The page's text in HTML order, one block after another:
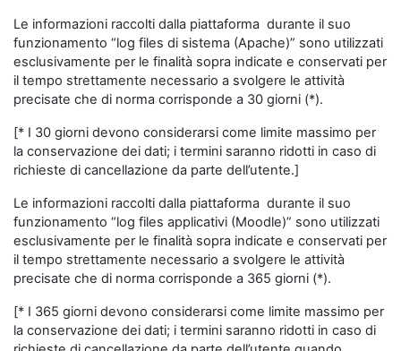
Le informazioni raccolti dalla piattaforma durante il suo
funzionamento “log files di sistema (Apache)” sono utilizzati
esclusivamente per le finalità sopra indicate e conservati per
il tempo strettamente necessario a svolgere le attività
precisate che di norma corrisponde a 30 giorni (*).
[* I 30 giorni devono considerarsi come limite massimo per
la conservazione dei dati; i termini saranno ridotti in caso di
richieste di cancellazione da parte dell’utente.]
Le informazioni raccolti dalla piattaforma durante il suo
funzionamento “log files applicativi (Moodle)” sono utilizzati
esclusivamente per le finalità sopra indicate e conservati per
il tempo strettamente necessario a svolgere le attività
precisate che di norma corrisponde a 365 giorni (*).
[* I 365 giorni devono considerarsi come limite massimo per
la conservazione dei dati; i termini saranno ridotti in caso di